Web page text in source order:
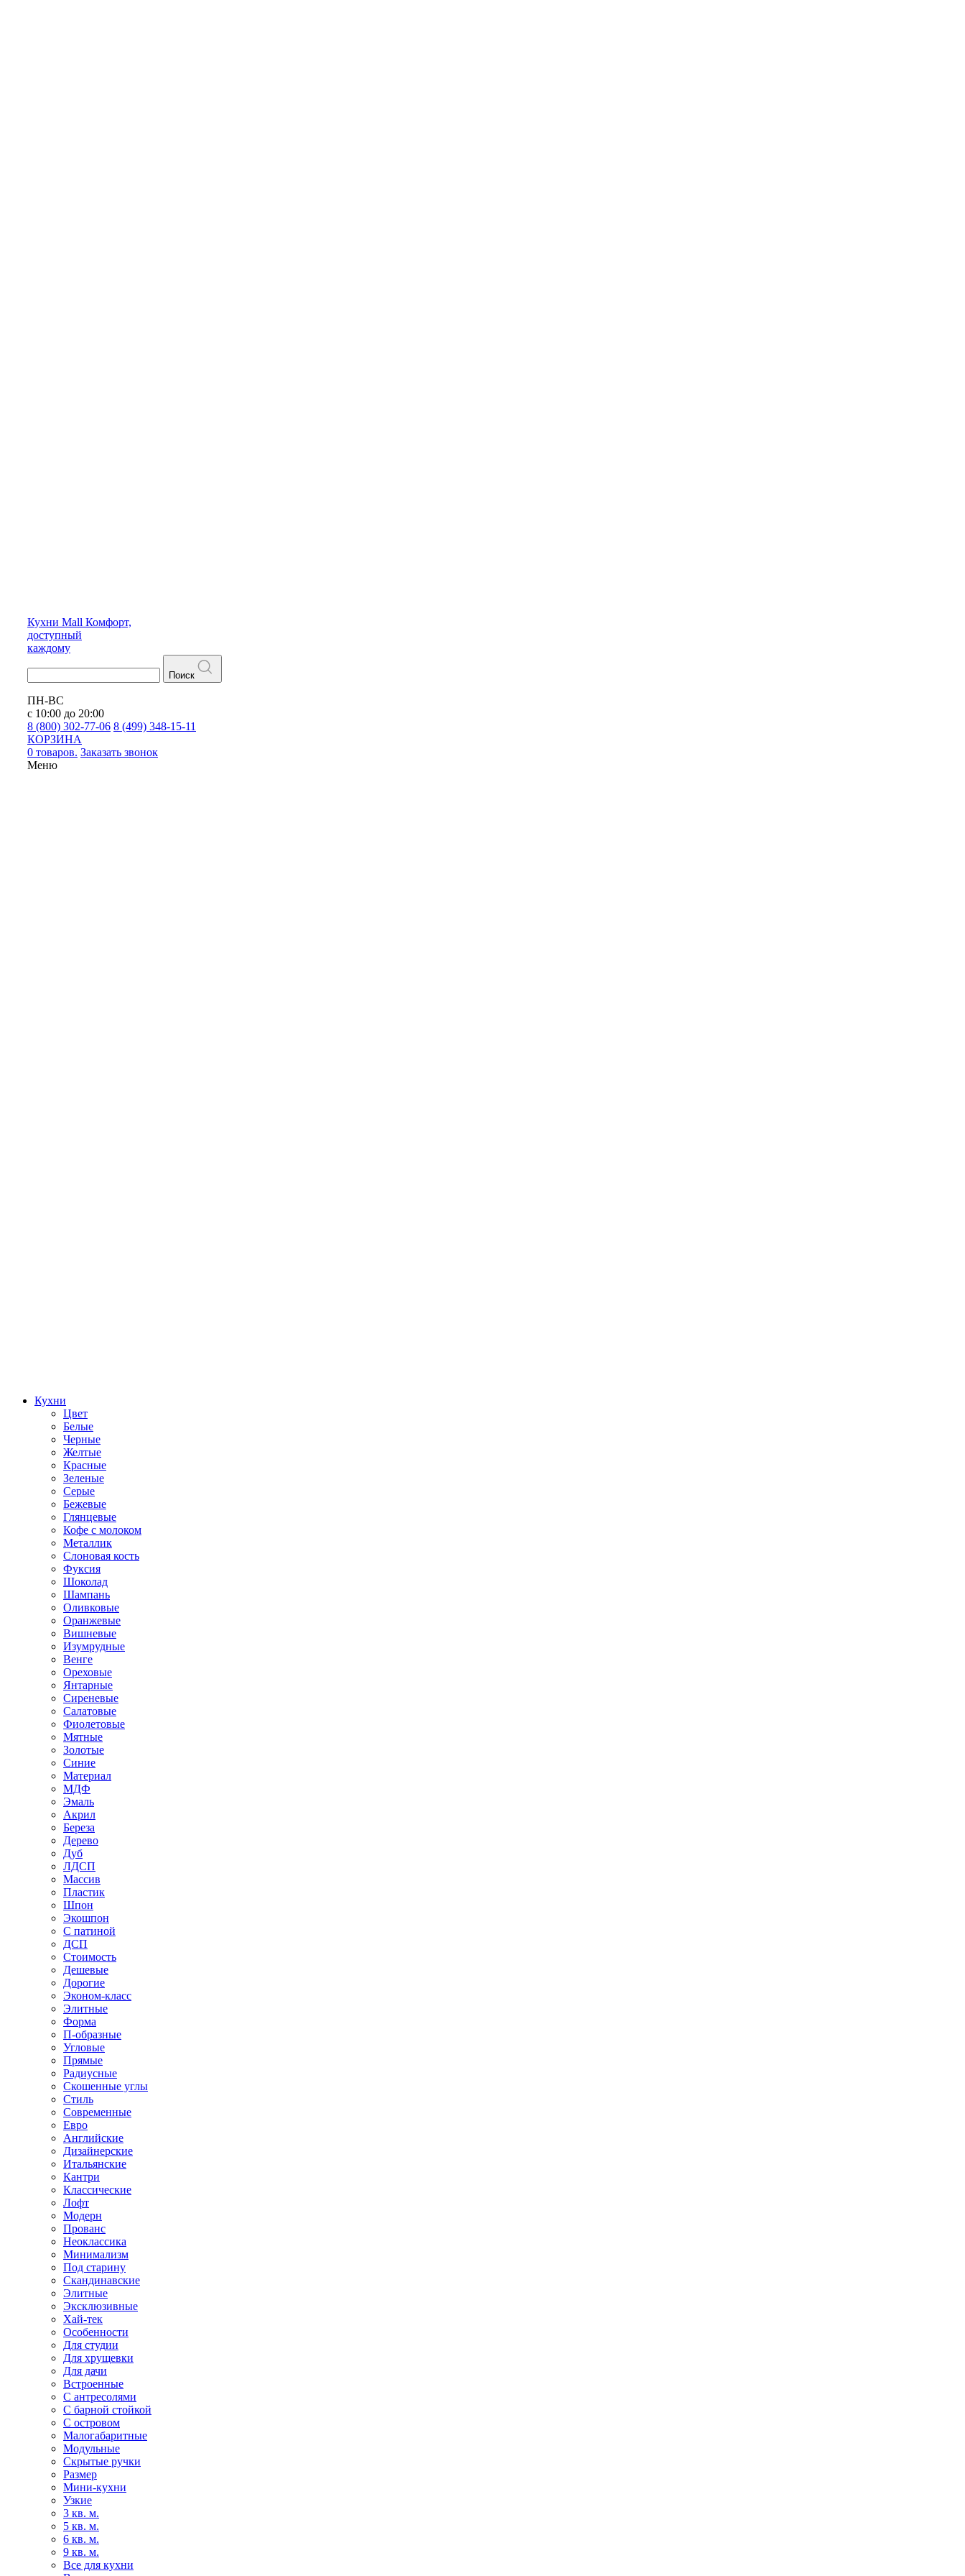
Кухни Mall Комфорт,
доступный
каждому
Поиск
ПН-ВС
с 10:00 до 20:00
8 (800) 302-77-06 8 (499) 348-15-11
КОРЗИНА
0 товаров. Заказать звонок
Меню
Кухни
Цвет
Белые
Черные
Желтые
Красные
Зеленые
Серые
Бежевые
Глянцевые
Кофе с молоком
Металлик
Слоновая кость
Фуксия
Шоколад
Шампань
Оливковые
Оранжевые
Вишневые
Изумрудные
Венге
Ореховые
Янтарные
Сиреневые
Салатовые
Фиолетовые
Мятные
Золотые
Синие
Материал
МДФ
Эмаль
Акрил
Береза
Дерево
Дуб
ЛДСП
Массив
Пластик
Шпон
Экошпон
С патиной
ДСП
Стоимость
Дешевые
Дорогие
Эконом-класс
Элитные
Форма
П-образные
Угловые
Прямые
Радиусные
Скошенные углы
Стиль
Современные
Евро
Английские
Дизайнерские
Итальянские
Кантри
Классические
Лофт
Модерн
Прованс
Неоклассика
Минимализм
Под старину
Скандинавские
Элитные
Эксклюзивные
Хай-тек
Особенности
Для студии
Для хрущевки
Для дачи
Встроенные
С антресолями
С барной стойкой
С островом
Малогабаритные
Модульные
Скрытые ручки
Размер
Мини-кухни
Узкие
3 кв. м.
5 кв. м.
6 кв. м.
9 кв. м.
Все для кухни